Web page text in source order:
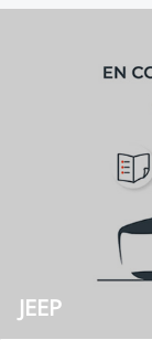
JEEP